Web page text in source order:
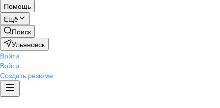
Помощь
Ещё
Поиск
Ульяновск
Войти
Войти
Создать резюме